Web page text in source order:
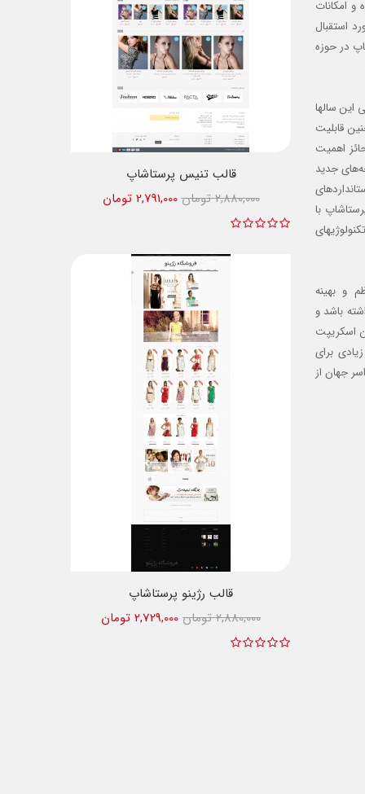
امکانات
استقبال
در حوزه
سالها
قابلیت
اهمیت
جدید
با
و بهینه
باشد و
اسکریپت
برای
جهان از
قالب تنیس پرستاشاپ
2,791,000 تومان
2,880,000 تومان
قالب رژینو پرستاشاپ
2,729,000 تومان
2,880,000 تومان